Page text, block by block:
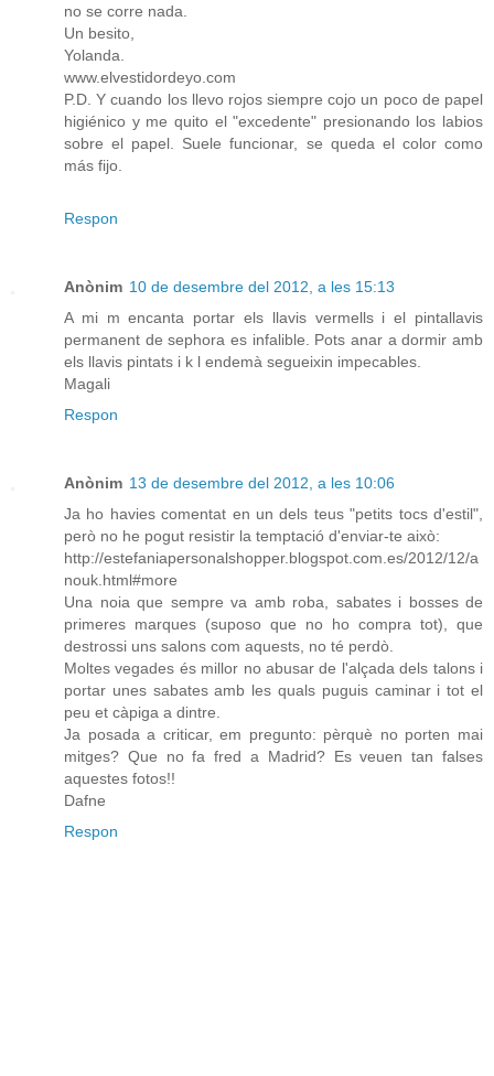
no se corre nada.
Un besito,
Yolanda.
www.elvestidordeyo.com
P.D. Y cuando los llevo rojos siempre cojo un poco de papel
higiénico y me quito el "excedente" presionando los labios
sobre el papel. Suele funcionar, se queda el color como
más fijo.
Respon
Anònim 10 de desembre del 2012, a les 15:13
A mi m encanta portar els llavis vermells i el pintallavis
permanent de sephora es infalible. Pots anar a dormir amb
els llavis pintats i k l endemà segueixin impecables.
Magali
Respon
Anònim 13 de desembre del 2012, a les 10:06
Ja ho havies comentat en un dels teus "petits tocs d'estil",
però no he pogut resistir la temptació d'enviar-te això:
http://estefaniapersonalshopper.blogspot.com.es/2012/12/a
nouk.html#more
Una noia que sempre va amb roba, sabates i bosses de
primeres marques (suposo que no ho compra tot), que
destrossi uns salons com aquests, no té perdò.
Moltes vegades és millor no abusar de l'alçada dels talons i
portar unes sabates amb les quals puguis caminar i tot el
peu et càpiga a dintre.
Ja posada a criticar, em pregunto: pèrquè no porten mai
mitges? Que no fa fred a Madrid? Es veuen tan falses
aquestes fotos!!
Dafne
Respon